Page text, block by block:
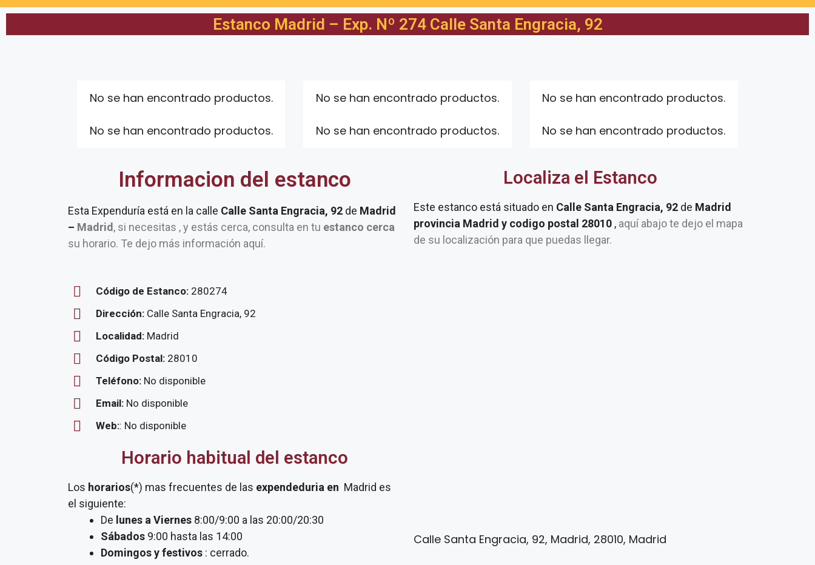
Estanco Madrid – Exp. Nº 274 Calle Santa Engracia, 92
No se han encontrado productos.
No se han encontrado productos.
No se han encontrado productos.
No se han encontrado productos.
No se han encontrado productos.
No se han encontrado productos.
Informacion del estanco
Esta Expenduría está en la calle Calle Santa Engracia, 92 de Madrid
– Madrid , si necesitas , y estás cerca, consulta en tu estanco cerca
su horario. Te dejo más información aquí.
Código de Estanco: 280274
Dirección: Calle Santa Engracia, 92
Localidad: Madrid
Código Postal: 28010
Teléfono: No disponible
Email: No disponible
Web:: No disponible
Horario habitual del estanco
Los horarios(*) mas frecuentes de las expendeduria en Madrid es
el siguiente:
De lunes a Viernes 8:00/9:00 a las 20:00/20:30
Sábados 9:00 hasta las 14:00
Domingos y festivos : cerrado.
Localiza el Estanco
Este estanco está situado en Calle Santa Engracia, 92 de Madrid
provincia Madrid y codigo postal 28010 , aquí abajo te dejo el mapa
de su localización para que puedas llegar.
Calle Santa Engracia, 92, Madrid, 28010, Madrid